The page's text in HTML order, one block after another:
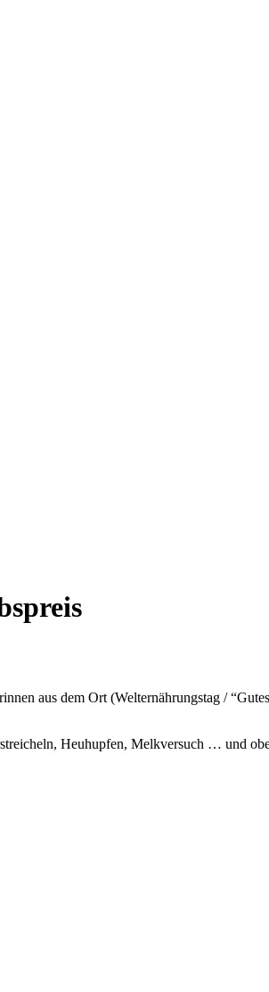
aus dem Ort (Welternährungstag /
Heuhupfen, Melkversuch … und